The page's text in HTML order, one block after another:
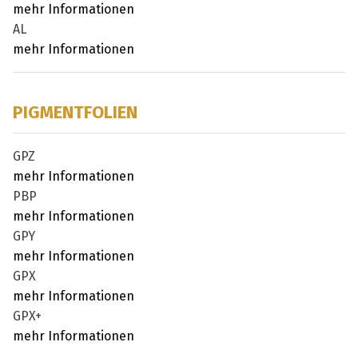
mehr Informationen
AL
mehr Informationen
PIGMENTFOLIEN
GPZ
mehr Informationen
PBP
mehr Informationen
GPY
mehr Informationen
GPX
mehr Informationen
GPX+
mehr Informationen